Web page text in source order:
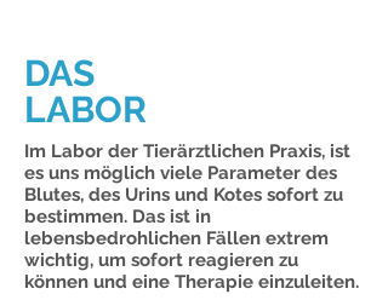
DAS
LABOR
Im Labor der Tierärztlichen Praxis, ist
es uns möglich viele Parameter des
Blutes, des Urins und Kotes sofort zu
bestimmen. Das ist in
lebensbedrohlichen Fällen extrem
wichtig, um sofort reagieren zu
können und eine Therapie einzuleiten.